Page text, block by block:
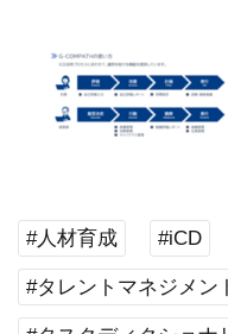
#人材育成 #iCD
#タレントマネジメン